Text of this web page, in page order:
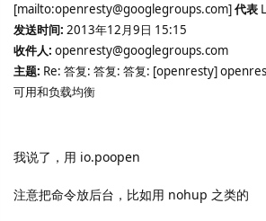
[mailto:openresty@googlegroups.com]代表
发送时间: 2013年12月9日 15:15
收件人: openresty@googlegroups.com
主题: Re: 答复: 答复: 答复: [openresty]
可用和负载均衡
我说了，用 io.poopen
注意把命令放后台，比如用 nohup 之类的